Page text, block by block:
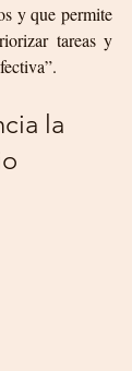
y que permite
tareas y
la